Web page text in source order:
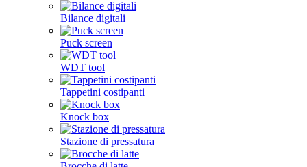
Bilance digitali
Puck screen
WDT tool
Tappetini costipanti
Knock box
Stazione di pressatura